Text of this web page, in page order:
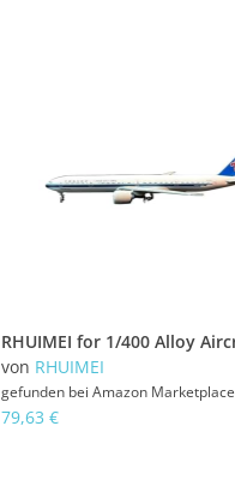
von RHUIMEI
gefunden bei Amazon Marketplace
79,63 €